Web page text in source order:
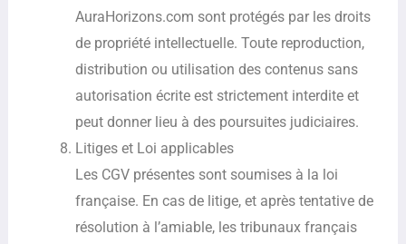
AuraHorizons.com sont protégés par les droits
de propriété intellectuelle. Toute reproduction,
distribution ou utilisation des contenus sans
autorisation écrite est strictement interdite et
peut donner lieu à des poursuites judiciaires.
Litiges et Loi applicables
Les CGV présentes sont soumises à la loi
française. En cas de litige, et après tentative de
résolution à l’amiable, les tribunaux français